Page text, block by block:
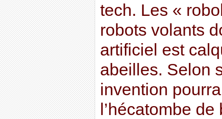
tech. Les «
robots volants
artificiel est
abeilles. Selon
invention
l’hécatombe